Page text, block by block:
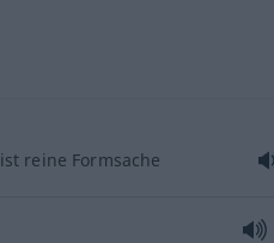
ist reine Formsache